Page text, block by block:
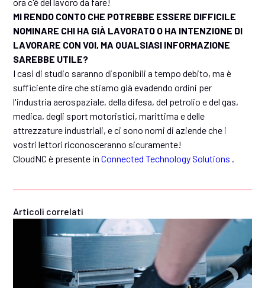
MI RENDO CONTO CHE POTREBBE ESSERE DIFFICILE
NOMINARE CHI HA GIÀ LAVORATO O HA INTENZIONE DI
LAVORARE CON VOI, MA QUALSIASI INFORMAZIONE
SAREBBE UTILE?
I casi di studio saranno disponibili a tempo debito, ma è
sufficiente dire che stiamo già evadendo ordini per
l'industria aerospaziale, della difesa, del petrolio e del gas,
medica, degli sport motoristici, marittima e delle
attrezzature industriali, e ci sono nomi di aziende che i
vostri lettori riconosceranno sicuramente!
CloudNC è presente inConnected Technology Solutions .
Articoli correlati